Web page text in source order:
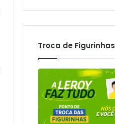
Troca de Figurinhas